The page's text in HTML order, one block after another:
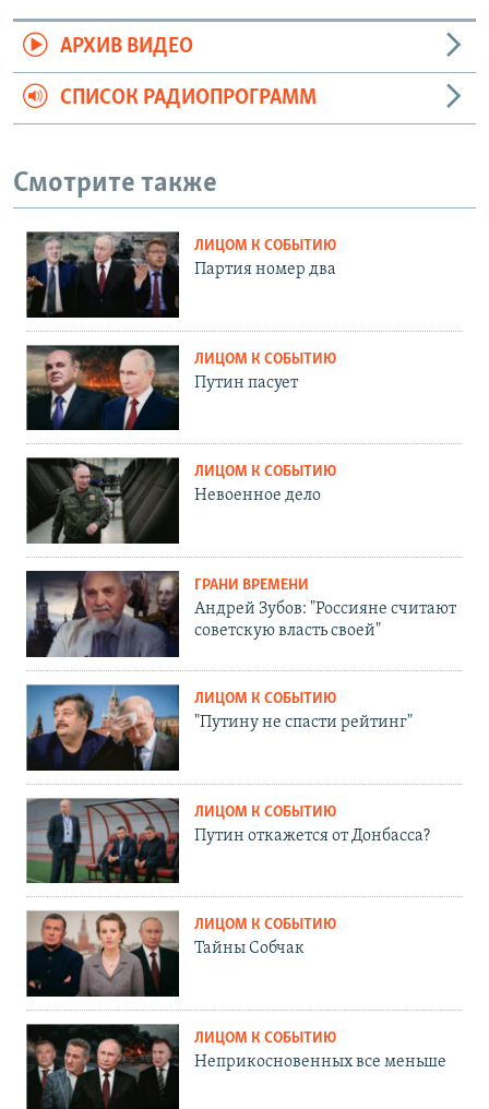
АРХИВ ВИДЕО
СПИСОК РАДИОПРОГРАММ
Смотрите также
ЛИЦОМ К СОБЫТИЮ
Партия номер два
ЛИЦОМ К СОБЫТИЮ
Путин пасует
ЛИЦОМ К СОБЫТИЮ
Невоенное дело
ГРАНИ ВРЕМЕНИ
Андрей Зубов: "Россияне считают
советскую власть своей"
ЛИЦОМ К СОБЫТИЮ
"Путину не спасти рейтинг"
ЛИЦОМ К СОБЫТИЮ
Путин откажется от Донбасса?
ЛИЦОМ К СОБЫТИЮ
Тайны Собчак
ЛИЦОМ К СОБЫТИЮ
Неприкосновенных все меньше